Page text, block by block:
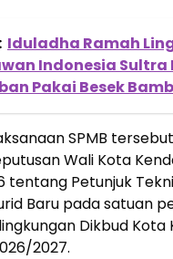
Iduladha Ramah
Indonesia Sultra
Pakai Besek
SPMB
Wali Kota
tentang Petunjuk
Baru pada satuan
Dikbud Kota
2027.